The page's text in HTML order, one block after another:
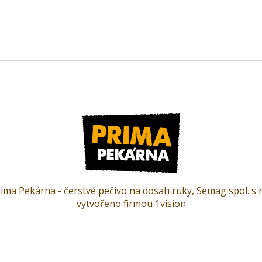
Pekárna - čerstvé pečivo na dosah ruky, Semag spol. s
vytvořeno firmou 1vision